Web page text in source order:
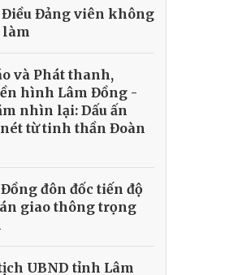
Điều Đảng viên không
làm
và Phát thanh,
hình Lâm Đồng -
nhìn lại: Dấu ấn
từ tinh thần Đoàn
đôn đốc tiến độ
giao thông trọng
UBND tỉnh Lâm